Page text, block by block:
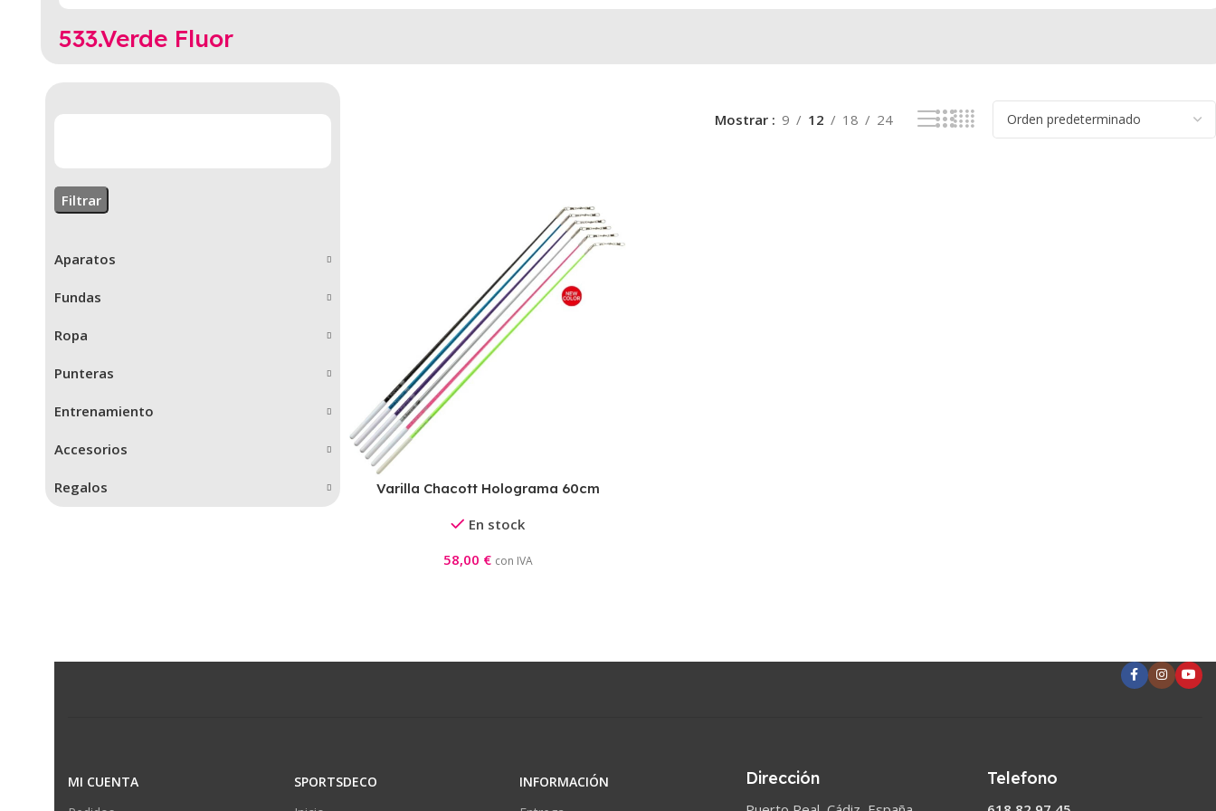
533.Verde Fluor
Filtrar
Aparatos
Fundas
Ropa
Punteras
Entrenamiento
Accesorios
Regalos
Mostrar 9 12 18 24
Varilla Chacott Holograma 60cm
En stock
58,00 € con IVA
MI CUENTA
SPORTSDECO
INFORMACIÓN
Dirección Telefono